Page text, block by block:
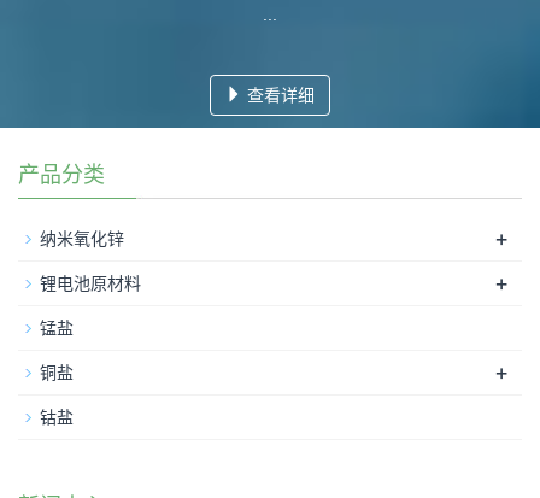
查看详细
产品分类
纳米氧化锌 +
锂电池原材料 +
锰盐
铜盐 +
钴盐